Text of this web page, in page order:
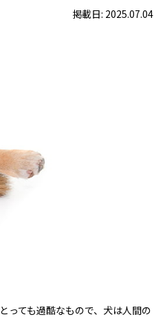
掲載日: 2025.07.04
っても過酷なもので、犬は人間の